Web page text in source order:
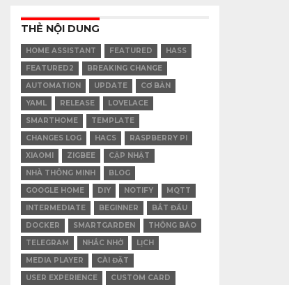
THẺ NỘI DUNG
HOME ASSISTANT FEATURED
HASS
FEATURED2
BREAKING CHANGE
AUTOMATION
UPDATE
CƠ BẢN
YAML
RELEASE
LOVELACE
SMARTHOME
TEMPLATE
CHANGES LOG
HACS
RASPBERRY PI
XIAOMI
ZIGBEE
CẬP NHẬT
NHÀ THÔNG MINH
BLOG
GOOGLE HOME
DIY NOTIFY
MQTT
INTERMEDIATE
BEGINNER
BẮT ĐẦU
DOCKER
SMARTGARDEN
THÔNG BÁO
TELEGRAM
NHẮC NHỞ
LỊCH
MEDIA PLAYER
CÀI ĐẶT
USER EXPERIENCE
CUSTOM CARD